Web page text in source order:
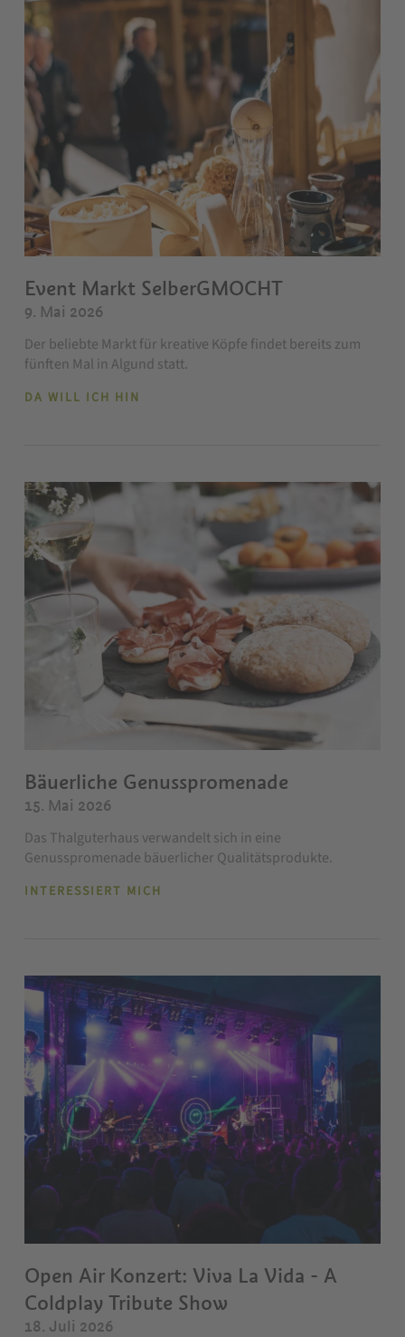
Event Markt SelberGMOCHT
9. Mai 2026
Der beliebte Markt für kreative Köpfe findet bereits zum
fünften Mal in Algund statt.
DA WILL ICH HIN
Bäuerliche Genusspromenade
15. Mai 2026
Das Thalguterhaus verwandelt sich in eine
Genusspromenade bäuerlicher Qualitätsprodukte.
INTERESSIERT MICH
Open Air Konzert: Viva La Vida - A
Coldplay Tribute Show
18. Juli 2026